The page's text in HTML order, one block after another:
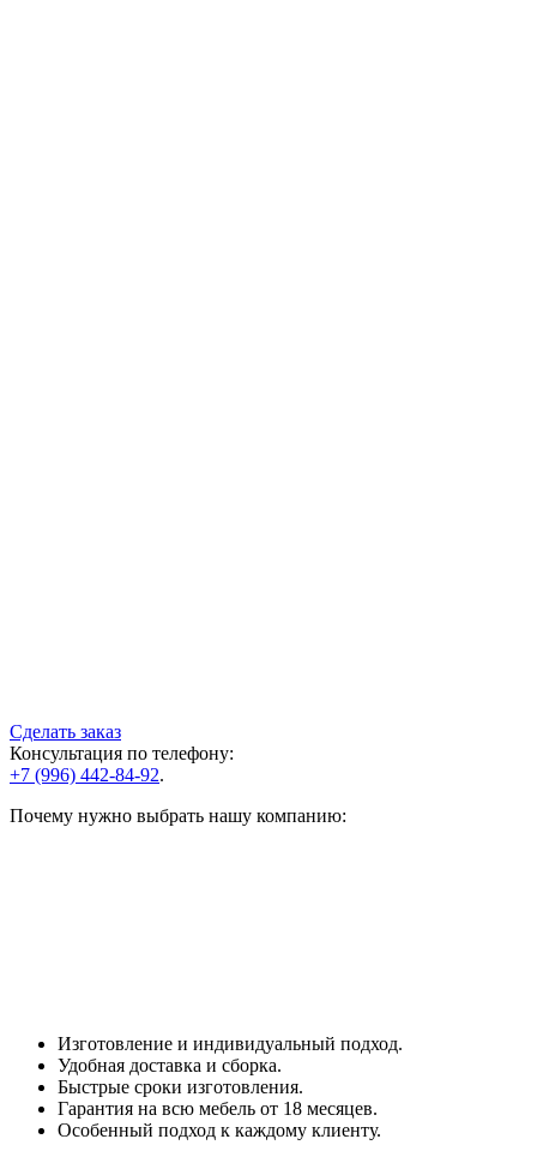
Сделать заказ
Консультация по телефону:
+7 (996) 442-84-92.
Почему нужно выбрать нашу компанию:
Изготовление и индивидуальный подход.
Удобная доставка и сборка.
Быстрые сроки изготовления.
Гарантия на всю мебель от 18 месяцев.
Особенный подход к каждому клиенту.